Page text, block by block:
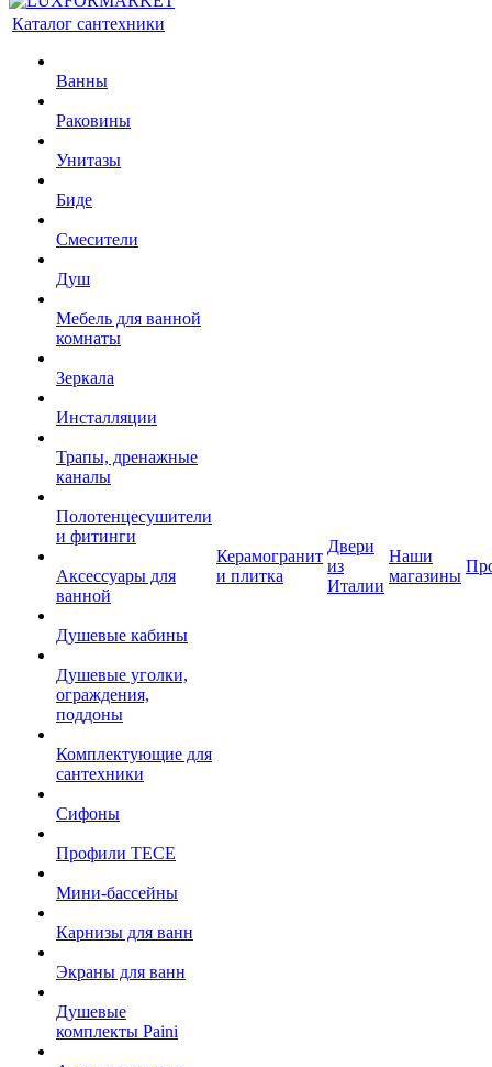
Каталог сантехники
Ванны
Раковины
Унитазы
Биде
Смесители
Душ
Мебель для ванной
комнаты
Зеркала
Инсталляции
Трапы, дренажные
каналы
Полотенцесушители
и фитинги
Аксессуары для
ванной
Душевые кабины
Душевые уголки,
ограждения,
поддоны
Комплектующие для
сантехники
Сифоны
Профили TECE
Мини-бассейны
Карнизы для ванн
Экраны для ванн
Душевые
комплекты Paini
Керамогранит
и плитка
Двери
из
Италии
Наши
магазины